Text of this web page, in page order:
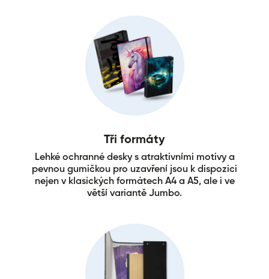
Tři formáty
Lehké ochranné desky s atraktivními motivy a
pevnou gumičkou pro uzavření jsou k dispozici
nejen v klasických formátech A4 a A5, ale i ve
větší variantě Jumbo.